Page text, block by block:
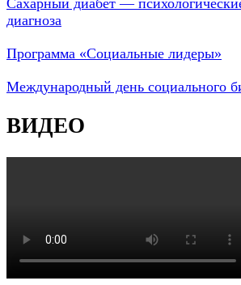
Сахарный диабет —
диагноза
Программа «Социальные лидеры»
Международный день социального
ВИДЕО